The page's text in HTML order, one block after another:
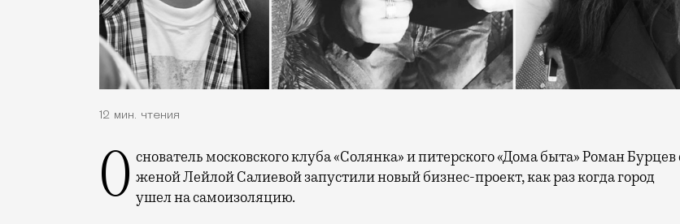
12 мин. чтения
Основатель московского клуба «Солянка» и питерского «Дома быта» Роман Бурцев с женой Лейлой Салиевой запустили новый бизнес-проект, как раз когда город
ушел на самоизоляцию.